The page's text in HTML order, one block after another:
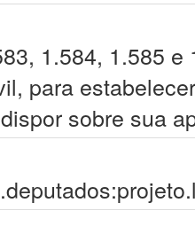
1.584, 1.585
para
sobre sua